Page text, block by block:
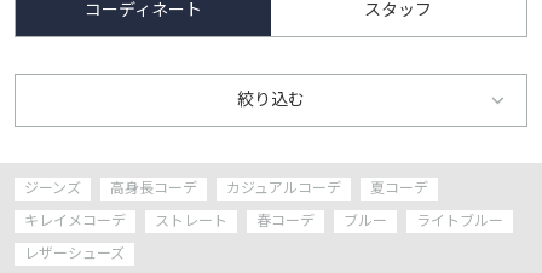
コーディネート スタッフ
絞り込む
ジーンズ 高身長コーデ カジュアルコーデ 夏コーデ
キレイメコーデ ストレート 春コーデ ブルー ライトブルー
レザーシューズ